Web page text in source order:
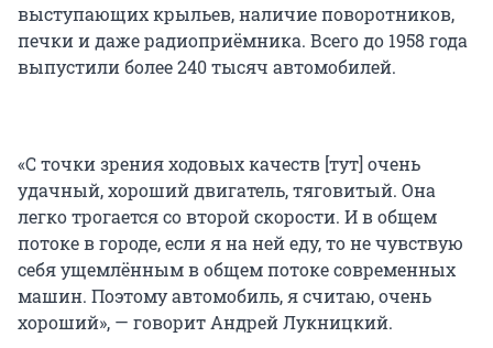
выступающих крыльев, наличие поворотников,
печки и даже радиоприёмника. Всего до 1958 года
выпустили более 240 тысяч автомобилей.
«С точки зрения ходовых качеств [тут] очень
удачный, хороший двигатель, тяговитый. Она
легко трогается со второй скорости. И в общем
потоке в городе, если я на ней еду, то не чувствую
себя ущемлённым в общем потоке современных
машин. Поэтому автомобиль, я считаю, очень
хороший», — говорит Андрей Лукницкий.